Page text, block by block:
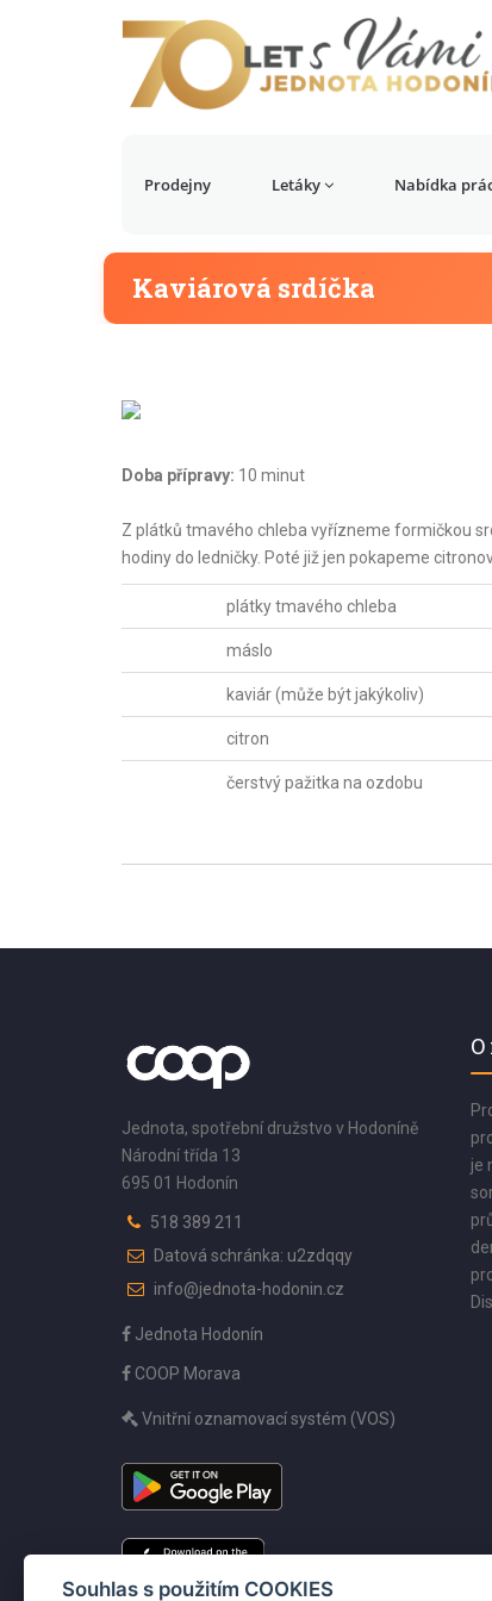
Prodejny Letáky Nabídka
Kaviárová srdíčka
Doba přípravy: 10 minut
Z plátků tmavého chleba vyřízneme formičkou
hodiny do ledničky. Poté již jen pokapeme
plátky tmavého chleba
máslo
kaviár (může být jakýkoliv)
citron
čerstvý pažitka na ozdobu
Jednota, spotřební družstvo v Hodoníně
Národní třída 13
695 01 Hodonín
518 389 211
Datová schránka: u2zdqqy
info@jednota-hodonin.cz
Jednota Hodonín
COOP Morava
Vnitřní oznamovací systém (VOS)
je
Souhlas s použitím COOKIES